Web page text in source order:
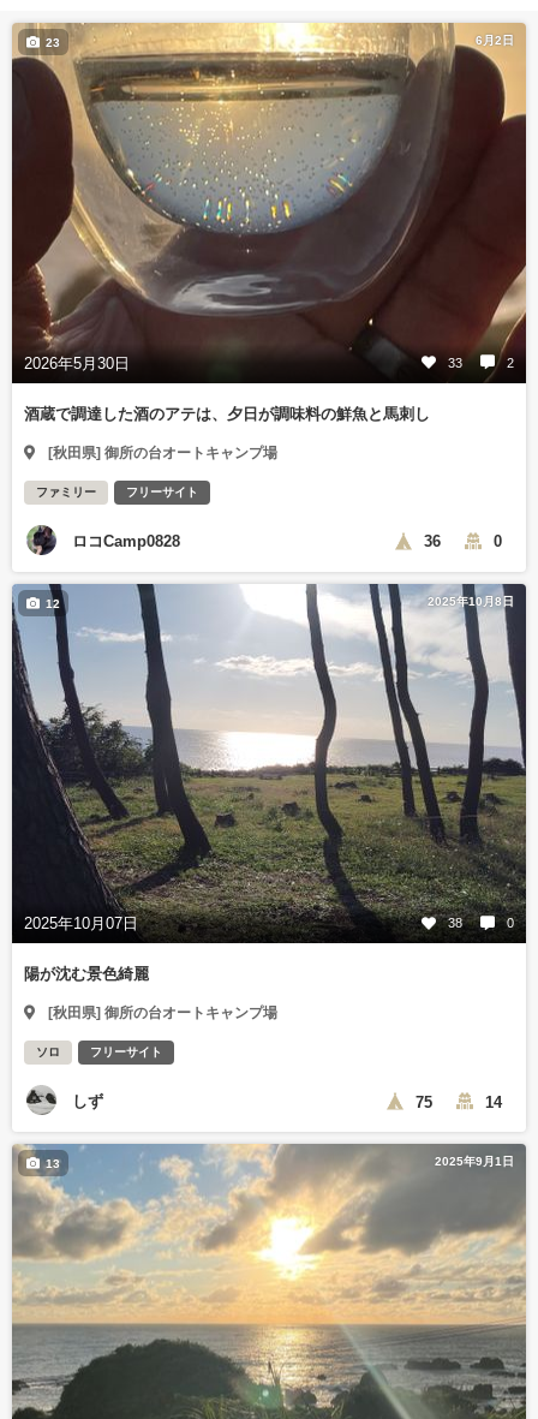
6月2日
2026年5月30日 33 2
23
酒蔵で調達した酒のアテは、夕日が調味料の鮮魚と馬刺し
[秋田県] 御所の台オートキャンプ場
ファミリー フリーサイト
ロコCamp0828 36 0
2025年10月8日
2025年10月07日 38 0
12
陽が沈む景色綺麗
[秋田県] 御所の台オートキャンプ場
ソロ フリーサイト
しず 75 14
2025年9月1日
13